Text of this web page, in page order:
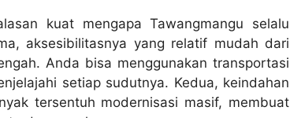
kuat mengapa Tawangmangu selalu
aksesibilitasnya yang relatif mudah dari
Anda bisa menggunakan transportasi
setiap sudutnya. Kedua, keindahan
tersentuh modernisasi masif, membuat